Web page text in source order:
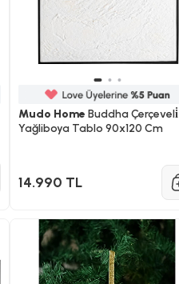
Mudo Home Buddha Çerçeveli̇
Yağliboya Tablo 90x120 Cm
14.990 TL